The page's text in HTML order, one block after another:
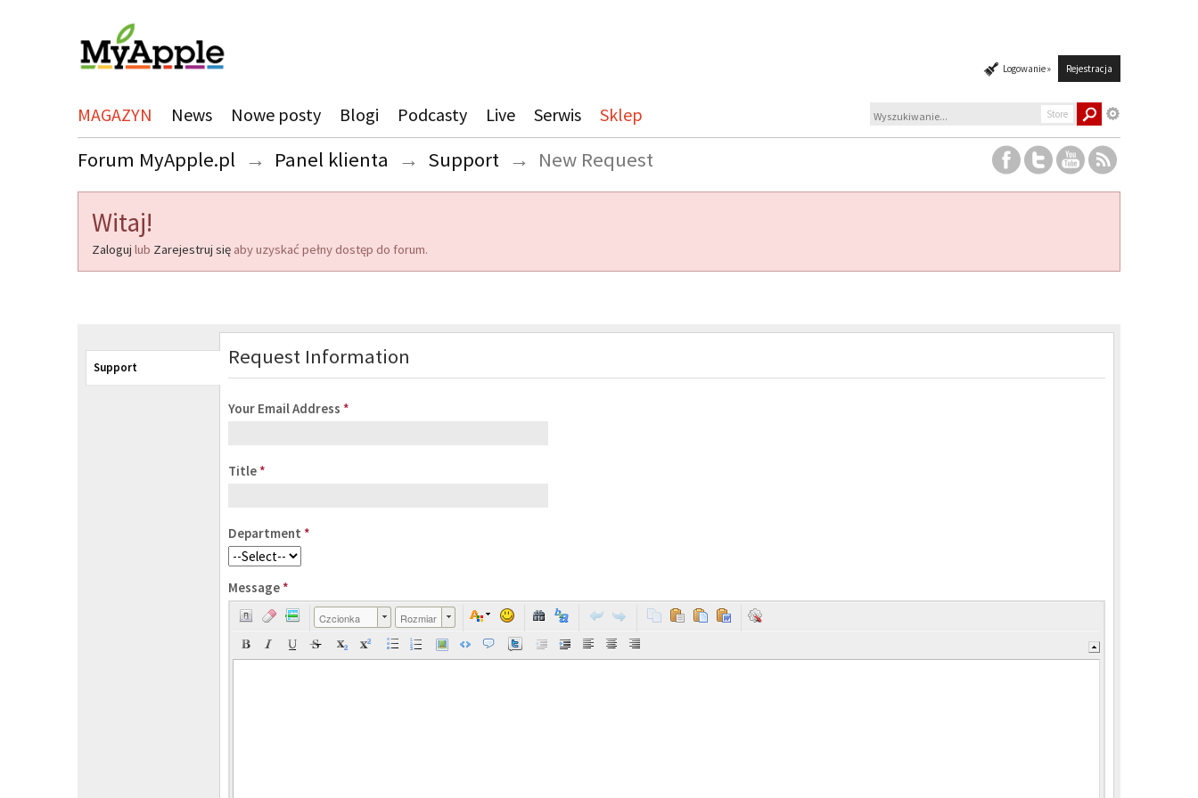
Logowanie » Rejestracja
MAGAZYN News Nowe posty Blogi Podcasty Live Serwis Sklep Store
Forum MyApple.pl → Panel klienta → Support → New Request
Witaj!
Zaloguj lub Zarejestruj się aby uzyskać pełny dostęp do forum.
Support Request Information
Your Email Address *
Title *
Department *
Message *
Czcionka Rozmiar